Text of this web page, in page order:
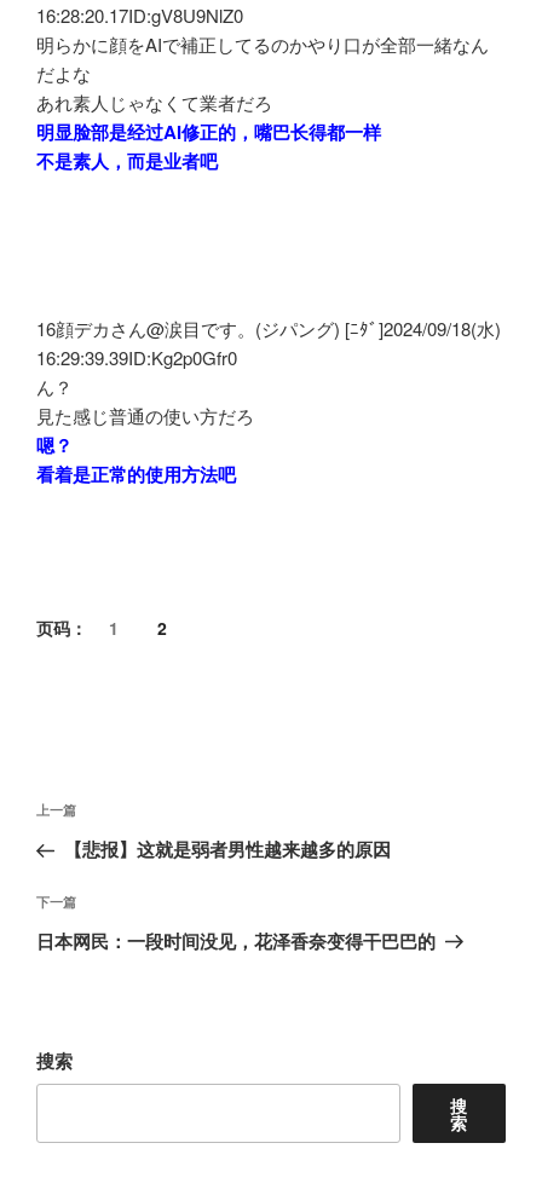
16:28:20.17ID:gV8U9NlZ0
明らかに顔をAIで補正してるのかやり口が全部一緒なん
だよな
あれ素人じゃなくて業者だろ
明显脸部是经过AI修正的，嘴巴长得都一样
不是素人，而是业者吧
16顔デカさん@涙目です。(ジパング) [ﾆﾀﾞ]2024/09/18(水)
16:29:39.39ID:Kg2p0Gfr0
ん？
見た感じ普通の使い方だろ
嗯？
看着是正常的使用方法吧
页码： 1 2
文
导
航
上
一
文
章
上一篇
【悲报】这就是弱者男性越来越多的原因
下
一
下一篇
日本网民：一段时间没见，花泽香奈变得干巴巴的
搜索
搜
索